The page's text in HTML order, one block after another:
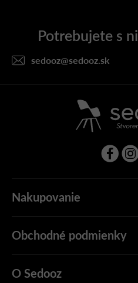
sedooz@sedooz.sk
Nakupovanie
Obchodné podmienky
O Sedooz